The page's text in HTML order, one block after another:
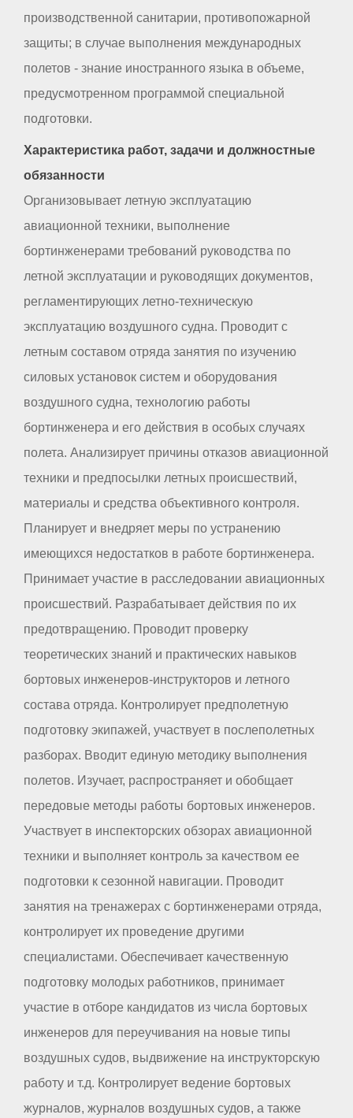
производственной санитарии, противопожарной
защиты; в случае выполнения международных
полетов - знание иностранного языка в объеме,
предусмотренном программой специальной
подготовки.
Характеристика работ, задачи и должностные
обязанности
Организовывает летную эксплуатацию
авиационной техники, выполнение
бортинженерами требований руководства по
летной эксплуатации и руководящих документов,
регламентирующих летно-техническую
эксплуатацию воздушного судна. Проводит с
летным составом отряда занятия по изучению
силовых установок систем и оборудования
воздушного судна, технологию работы
бортинженера и его действия в особых случаях
полета. Анализирует причины отказов авиационной
техники и предпосылки летных происшествий,
материалы и средства объективного контроля.
Планирует и внедряет меры по устранению
имеющихся недостатков в работе бортинженера.
Принимает участие в расследовании авиационных
происшествий. Разрабатывает действия по их
предотвращению. Проводит проверку
теоретических знаний и практических навыков
бортовых инженеров-инструкторов и летного
состава отряда. Контролирует предполетную
подготовку экипажей, участвует в послеполетных
разборах. Вводит единую методику выполнения
полетов. Изучает, распространяет и обобщает
передовые методы работы бортовых инженеров.
Участвует в инспекторских обзорах авиационной
техники и выполняет контроль за качеством ее
подготовки к сезонной навигации. Проводит
занятия на тренажерах с бортинженерами отряда,
контролирует их проведение другими
специалистами. Обеспечивает качественную
подготовку молодых работников, принимает
участие в отборе кандидатов из числа бортовых
инженеров для переучивания на новые типы
воздушных судов, выдвижение на инструкторскую
работу и т.д. Контролирует ведение бортовых
журналов, журналов воздушных судов, а также